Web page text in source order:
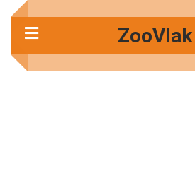
ZooVlak